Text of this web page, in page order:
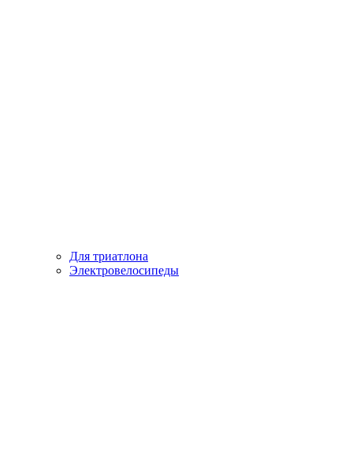
Для триатлона
Электровелосипеды